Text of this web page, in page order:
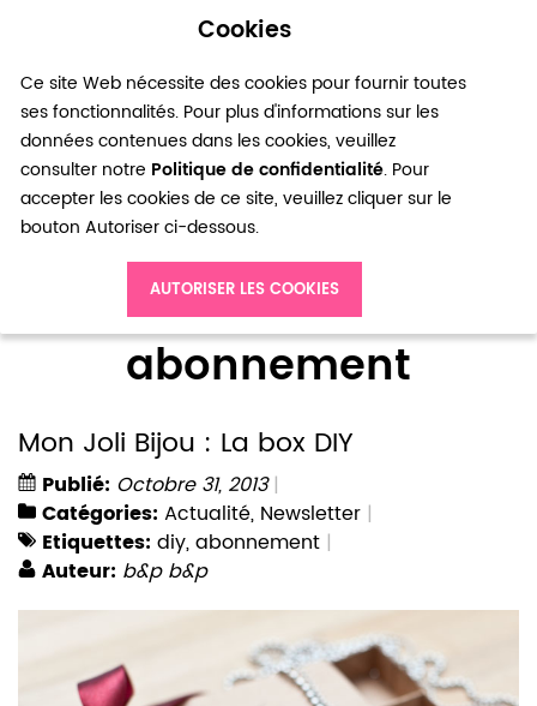
Cookies
Ce site Web nécessite des cookies pour fournir toutes
ses fonctionnalités. Pour plus d'informations sur les
données contenues dans les cookies, veuillez
consulter notre Politique de confidentialité. Pour
accepter les cookies de ce site, veuillez cliquer sur le
bouton Autoriser ci-dessous.
AUTORISER LES COOKIES
0
Blog abonnement
abonnement
Mon Joli Bijou : La box DIY
Publié: Octobre 31, 2013
Catégories: Actualité, Newsletter
Etiquettes: diy,abonnement
Auteur: b&p b&p